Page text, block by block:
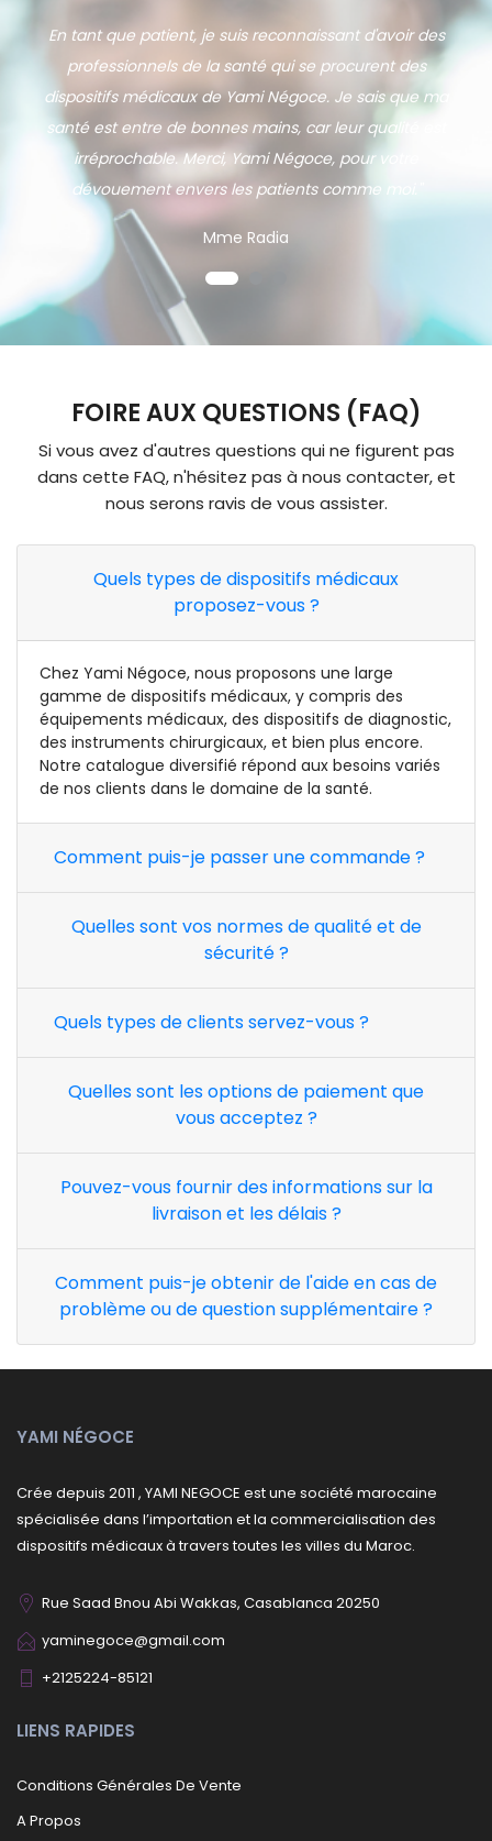
En tant que patient, je suis reconnaissant d'avoir des
professionnels de la santé qui se procurent des
dispositifs médicaux de Yami Négoce. Je sais que ma
santé est entre de bonnes mains, car leur qualité est
irréprochable. Merci, Yami Négoce, pour votre
dévouement envers les patients comme moi."
Mme Radia
FOIRE AUX QUESTIONS (FAQ)
Si vous avez d'autres questions qui ne figurent pas
dans cette FAQ, n'hésitez pas à nous contacter, et
nous serons ravis de vous assister.
Quels types de dispositifs médicaux
proposez-vous ?
Chez Yami Négoce, nous proposons une large
gamme de dispositifs médicaux, y compris des
équipements médicaux, des dispositifs de diagnostic,
des instruments chirurgicaux, et bien plus encore.
Notre catalogue diversifié répond aux besoins variés
de nos clients dans le domaine de la santé.
Comment puis-je passer une commande ?
Quelles sont vos normes de qualité et de
sécurité ?
Quels types de clients servez-vous ?
Quelles sont les options de paiement que
vous acceptez ?
Pouvez-vous fournir des informations sur la
livraison et les délais ?
Comment puis-je obtenir de l'aide en cas de
problème ou de question supplémentaire ?
YAMI NÉGOCE
Crée depuis 2011 , YAMI NEGOCE est une société marocaine
spécialisée dans l’importation et la commercialisation des
dispositifs médicaux à travers toutes les villes du Maroc.
Rue Saad Bnou Abi Wakkas, Casablanca 20250
yaminegoce@gmail.com
+2125224-85121
LIENS RAPIDES
Conditions Générales De Vente
A Propos